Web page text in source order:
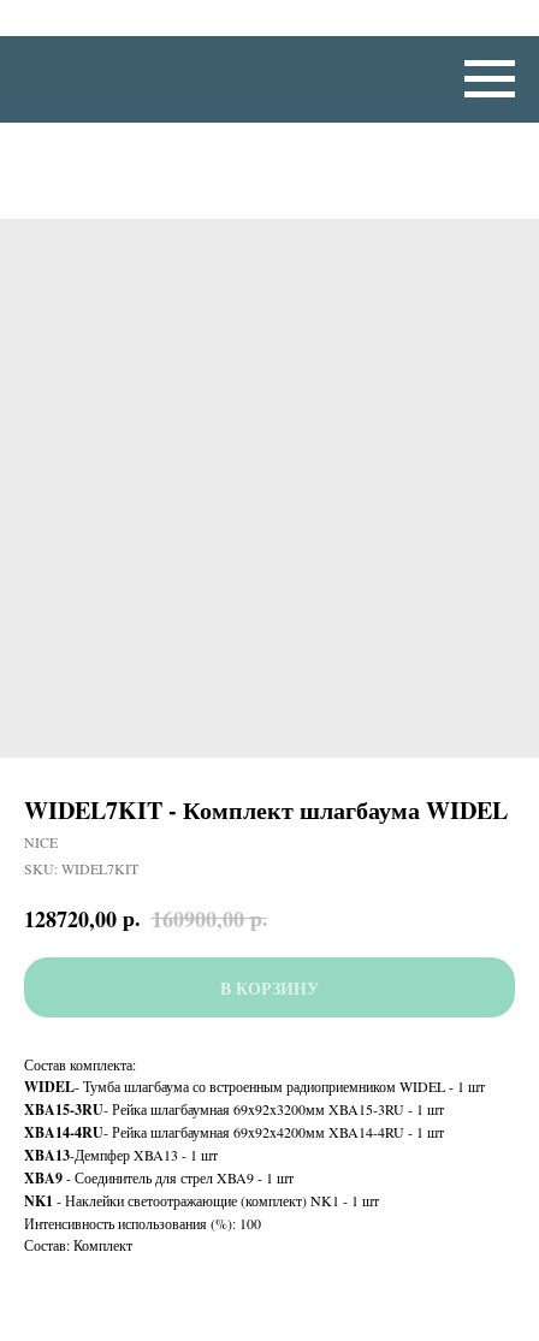
WIDEL7KIT - Комплект шлагбаума WIDEL
NICE
SKU: WIDEL7KIT
128720,00р. 160900,00р.
В КОРЗИНУ
Состав комплекта:
WIDEL- Тумба шлагбаума со встроенным радиоприемником WIDEL - 1 шт
XBA15-3RU- Рейка шлагбаумная 69x92x3200мм XBA15-3RU - 1 шт
XBA14-4RU- Рейка шлагбаумная 69x92x4200мм XBA14-4RU - 1 шт
XBA13-Демпфер XBA13 - 1 шт
XBA9- Соединитель для стрел XBA9 - 1 шт
NK1 - Наклейки светоотражающие (комплект) NK1 - 1 шт
Интенсивность использования (%): 100
Состав: Комплект